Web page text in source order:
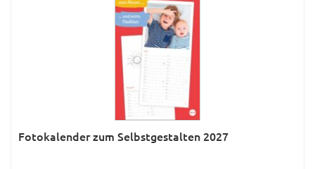
Fotokalender zum Selbstgestalten 2027